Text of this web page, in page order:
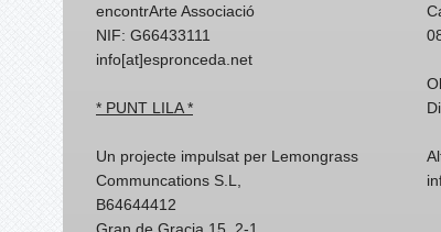
encontrArte Associació
NIF: G66433111
info[at]espronceda.net
* PUNT LILA *
Un projecte impulsat per Lemongrass
Communcations S.L,
B64644412
Gran de Gracia 15, 2-1